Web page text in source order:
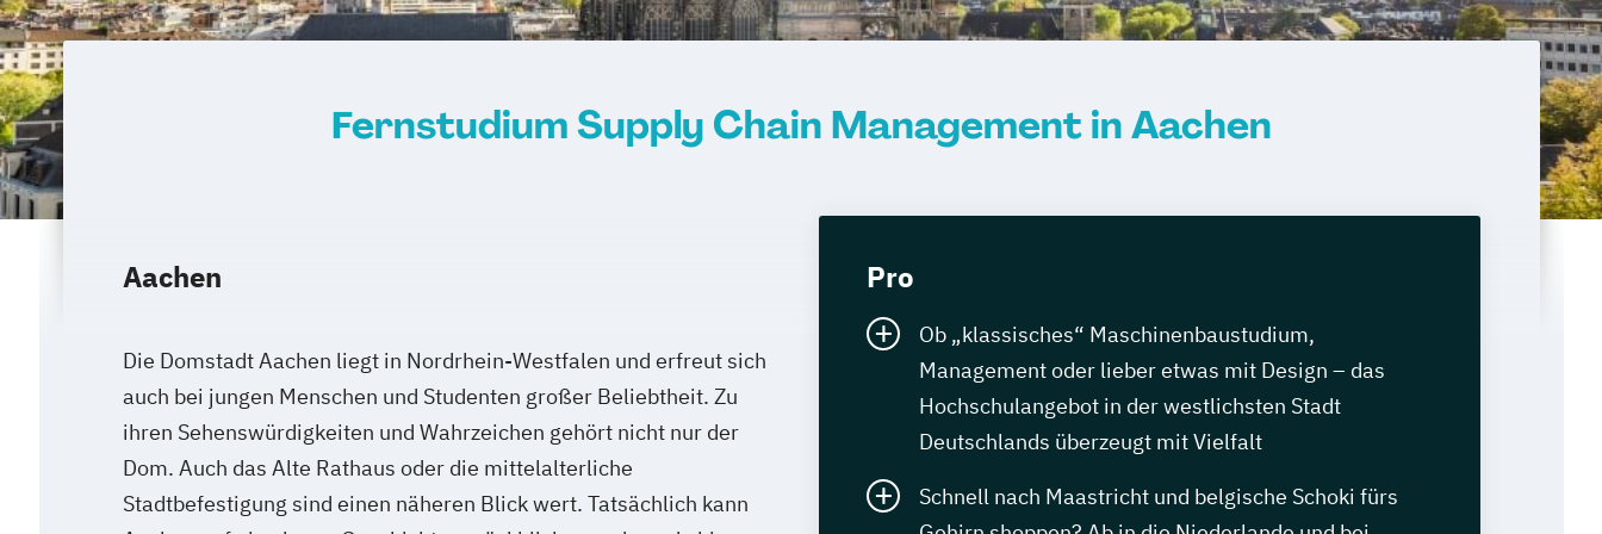
Fernstudium Supply Chain Management in Aachen
Aachen
Die Domstadt Aachen liegt in Nordrhein-Westfalen und erfreut sich
auch bei jungen Menschen und Studenten großer Beliebtheit. Zu
ihren Sehenswürdigkeiten und Wahrzeichen gehört nicht nur der
Dom. Auch das Alte Rathaus oder die mittelalterliche
Stadtbefestigung sind einen näheren Blick wert. Tatsächlich kann
Pro
Ob „klassisches“ Maschinenbaustudium,
Management oder lieber etwas mit Design – das
Hochschulangebot in der westlichsten Stadt
Deutschlands überzeugt mit Vielfalt
Schnell nach Maastricht und belgische Schoki fürs